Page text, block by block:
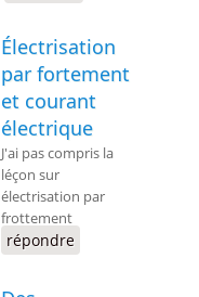
Électrisation
par fortement
et courant
électrique
J'ai pas compris la
léçon sur
électrisation par
frottement
répondre